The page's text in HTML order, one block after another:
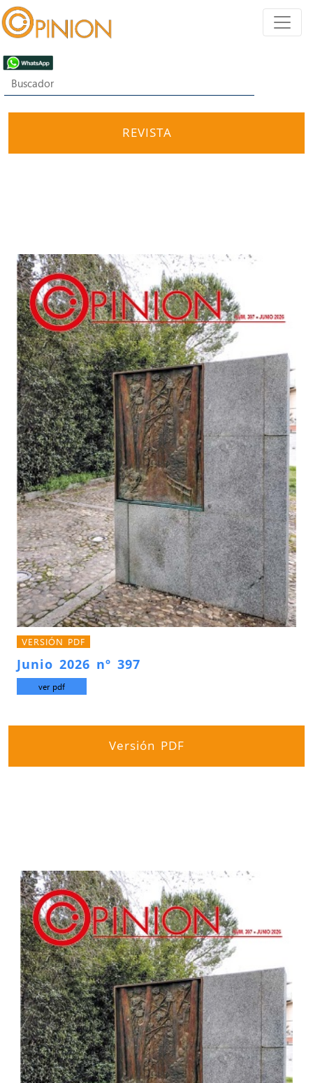
REVISTA
VERSIÓN PDF
Junio 2026 nº 397
ver pdf
Versión PDF